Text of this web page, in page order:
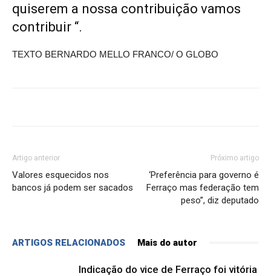
quiserem a nossa contribuição vamos
contribuir “.
TEXTO BERNARDO MELLO FRANCO/ O GLOBO
Artigo anterior
Valores esquecidos nos
bancos já podem ser sacados
Próximo artigo
‘Preferência para governo é
Ferraço mas federação tem
peso”, diz deputado
ARTIGOS RELACIONADOS Mais do autor
Indicação do vice de Ferraço foi vitória